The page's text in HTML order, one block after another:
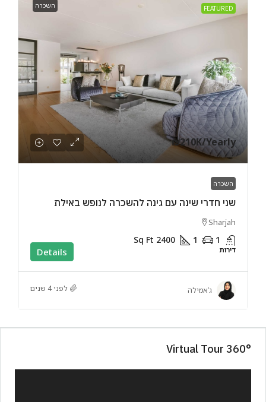
FEATURED השכרה
₪210K/Yearly
השכרה
שני חדרי שינה עם גינה להשכרה לנופש באילת
Sharjah
1
1
2400
Sq Ft
דירות Details
ג’אמילה לפני 4 שנים
360° Virtual Tour